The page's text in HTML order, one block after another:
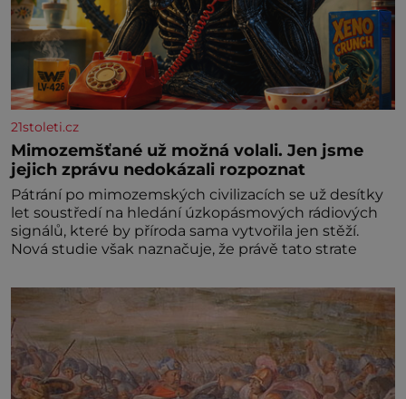
21stoleti.cz
Mimozemšťané už možná volali. Jen jsme
jejich zprávu nedokázali rozpoznat
Pátrání po mimozemských civilizacích se už desítky
let soustředí na hledání úzkopásmových rádiových
signálů, které by příroda sama vytvořila jen stěží.
Nová studie však naznačuje, že právě tato strate